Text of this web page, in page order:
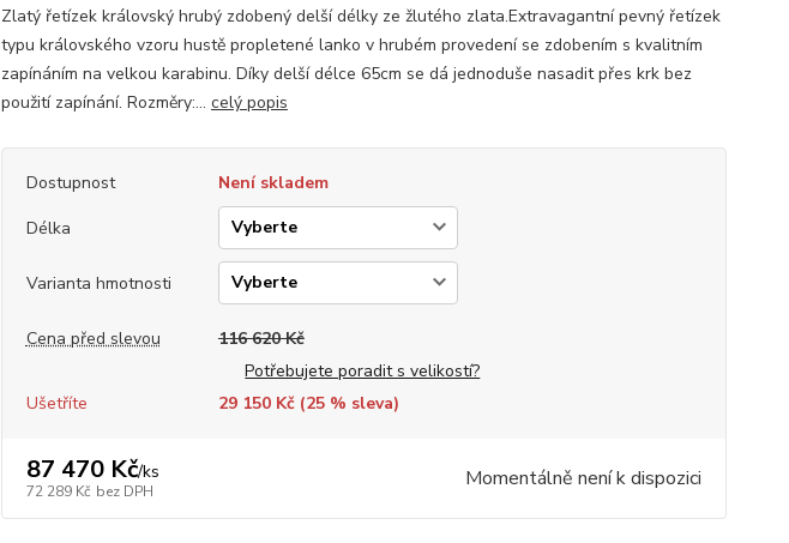
Zlatý řetízek královský hrubý zdobený delší délky ze žlutého zlata.Extravagantní pevný řetízek
typu královského vzoru hustě propletené lanko v hrubém provedení se zdobením s kvalitním
zapínáním na velkou karabinu. Díky delší délce 65cm se dá jednoduše nasadit přes krk bez
použití zapínání. Rozměry:... celý popis
Dostupnost
Není skladem
Délka
Varianta hmotnosti
Cena před slevou
116 620 Kč
Potřebujete poradit s velikostí?
Ušetříte
29 150 Kč (25% sleva)
87 470 Kč/ks
72 289 Kč bez DPH Momentálně není k dispozici